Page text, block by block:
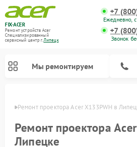
FIX-ACER
Ремонт устройств Acer
Специализированный
cервисный центр г.Липецк
+7
Ежедневно,
+7
Звонок
Мы ремонтируем
Ремонт проектора Acer X133PWH в
Ремонт проектора
Липецке